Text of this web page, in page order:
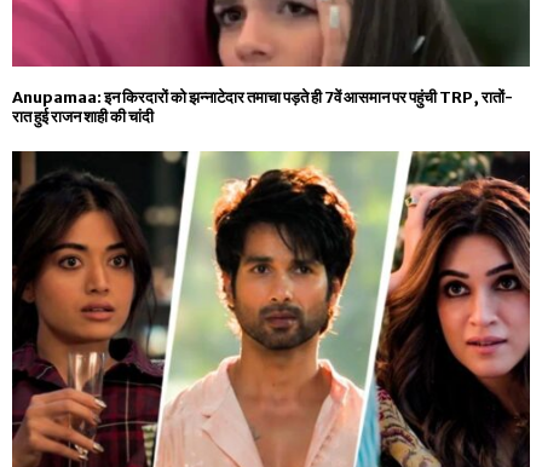
Anupamaa: इन किरदारों को झन्नाटेदार तमाचा पड़ते ही 7वें आसमान पर पहुंची TRP, रातों-
रात हुई राजन शाही की चांदी